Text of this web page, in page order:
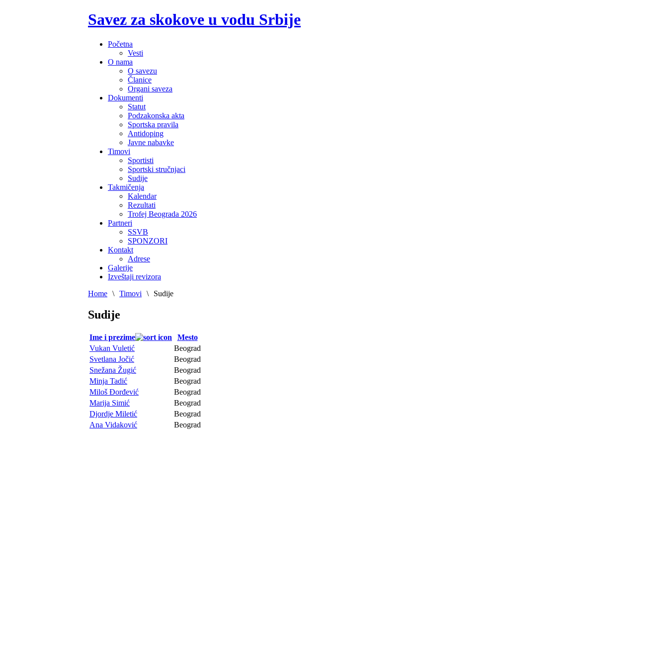
Savez za skokove u vodu Srbije
Početna
Vesti
O nama
O savezu
Članice
Organi saveza
Dokumenti
Statut
Podzakonska akta
Sportska pravila
Antidoping
Javne nabavke
Timovi
Sportisti
Sportski stručnjaci
Sudije
Takmičenja
Kalendar
Rezultati
Trofej Beograda 2026
Partneri
SSVB
SPONZORI
Kontakt
Adrese
Galerije
Izveštaji revizora
Home \ Timovi \ Sudije
Sudije
Ime i prezime
Mesto
Vukan Vuletić
Beograd
Svetlana Jočić
Beograd
Snežana Žugić
Beograd
Minja Tadić
Beograd
Miloš Đorđević
Beograd
Marija Simić
Beograd
Djordje Miletić
Beograd
Ana Vidaković
Beograd